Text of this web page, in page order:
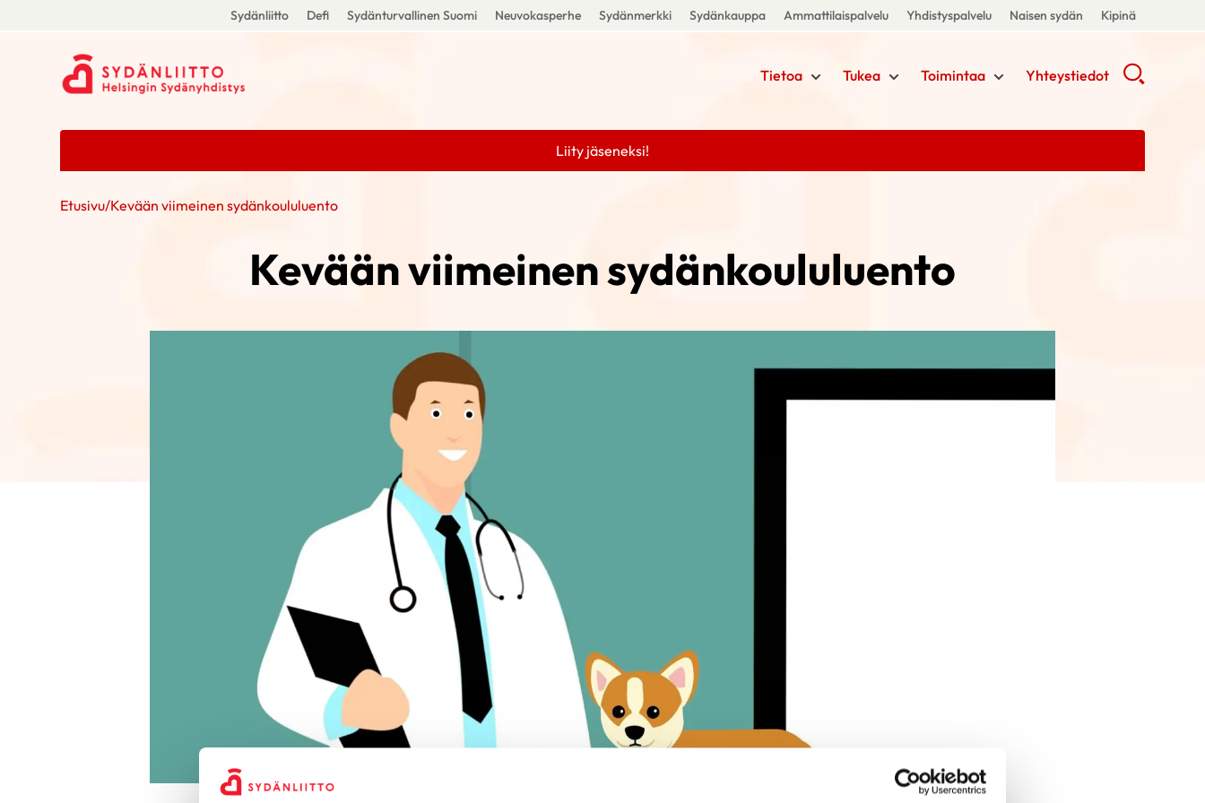
Sydänliitto Defi Sydänturvallinen Suomi Neuvokasperhe Sydänmerkki Sydänkauppa Ammattilaispalvelu Yhdistyspalvelu Naisen sydän Kipinä
Tietoa Tukea Toimintaa Yhteystiedot
Liity jäseneksi!
Etusivu/Kevään viimeinen sydänkoululuento
Kevään viimeinen sydänkoululuento